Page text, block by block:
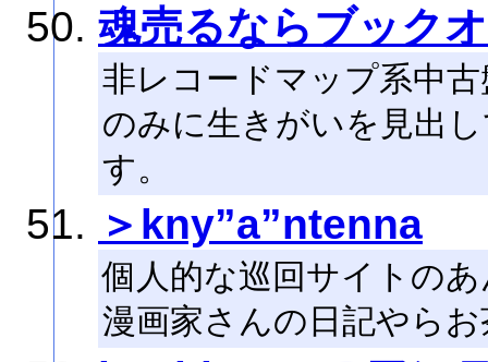
魂売るならブック
非レコードマップ系中
のみに生きがいを見出
す。
＞kny”a”ntenna
個人的な巡回サイトの
漫画家さんの日記やら